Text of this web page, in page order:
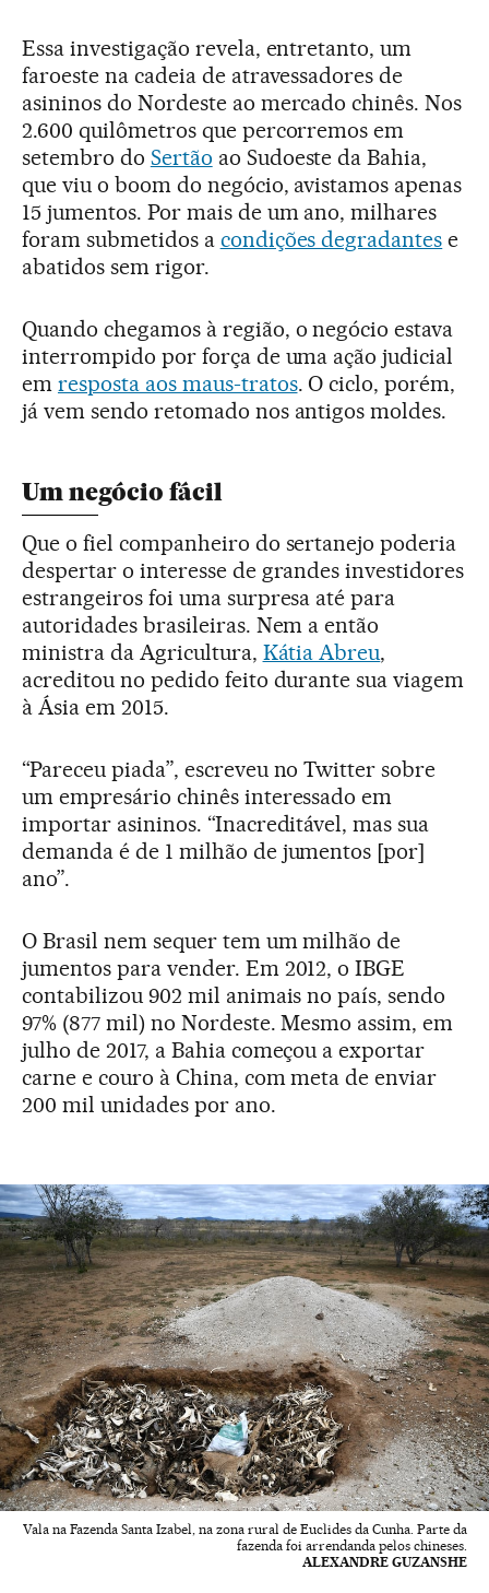
Essa investigação revela, entretanto, um
faroeste na cadeia de atravessadores de
asininos do Nordeste ao mercado chinês. Nos
2.600 quilômetros que percorremos em
setembro do Sertão ao Sudoeste da Bahia,
que viu o boom do negócio, avistamos apenas
15 jumentos. Por mais de um ano, milhares
foram submetidos a condições degradantes e
abatidos sem rigor.
Quando chegamos à região, o negócio estava
interrompido por força de uma ação judicial
em resposta aos maus-tratos. O ciclo, porém,
já vem sendo retomado nos antigos moldes.
Um negócio fácil
Que o fiel companheiro do sertanejo poderia
despertar o interesse de grandes investidores
estrangeiros foi uma surpresa até para
autoridades brasileiras. Nem a então
ministra da Agricultura, Kátia Abreu,
acreditou no pedido feito durante sua viagem
à Ásia em 2015.
“Pareceu piada”, escreveu no Twitter sobre
um empresário chinês interessado em
importar asininos. “Inacreditável, mas sua
demanda é de 1 milhão de jumentos [por]
ano”.
O Brasil nem sequer tem um milhão de
jumentos para vender. Em 2012, o IBGE
contabilizou 902 mil animais no país, sendo
97% (877 mil) no Nordeste. Mesmo assim, em
julho de 2017, a Bahia começou a exportar
carne e couro à China, com meta de enviar
200 mil unidades por ano.
Vala na Fazenda Santa Izabel, na zona rural de Euclides da Cunha. Parte da
fazenda foi arrendanda pelos chineses.
ALEXANDRE GUZANSHE